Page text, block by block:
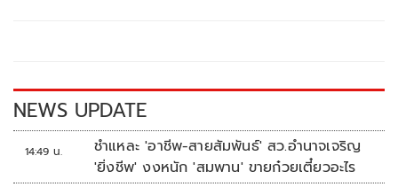
k k
NEWS UPDATE
14:49 น.
ชำแหละ 'อาชีพ-สายสัมพันธ์' สว.อำนาจเจริญ
'ยิ่งชีพ' งงหนัก 'สมพาน' ขายก๋วยเตี๋ยวอะไร